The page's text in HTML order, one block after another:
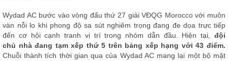
Wydad AC bước vào vòng đấu thứ 27 giải VĐQG Morocco với muôn
vàn nỗi lo khi phong độ sa sút nghiêm trọng đang đe dọa trực tiếp
đến cơ hội cạnh tranh vị trí trong nhóm dẫn đầu. Hiện tại,
đội
chủ nhà đang tạm xếp thứ 5 trên bảng xếp hạng với 43 điểm.
Chuỗi thành tích thời gian qua của Wydad AC mang lại một bộ mặt